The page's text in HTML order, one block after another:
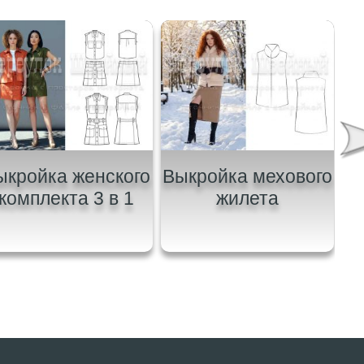
женского
комплекта 3 в 1
Выкройка мехового
жилета